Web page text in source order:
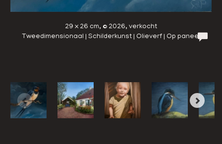
29 x 26 cm, © 2026, verkocht
Tweedimensionaal | Schilderkunst | Olieverf | Op paneel